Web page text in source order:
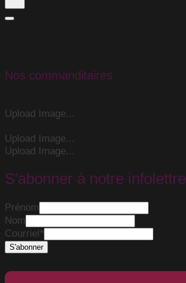
Nos commanditaires
Upload Image...
Upload Image...
Upload Image...
S'abonner à notre infolettre
Prénom
Nom
Courriel*